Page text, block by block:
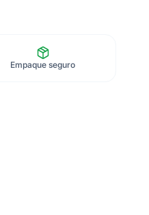
Empaque seguro